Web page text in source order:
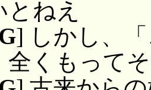
ねえ
] しかし、
全くもって